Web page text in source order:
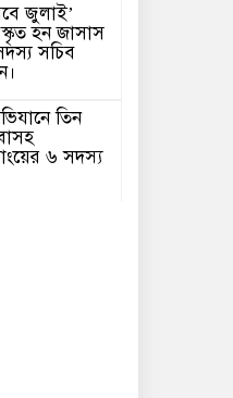
জুলাই’
হন জাসাস
স‌চিব
তিন
৬ সদস্য